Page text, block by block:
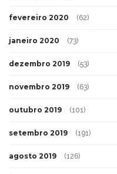
fevereiro 2020 (62)
janeiro 2020 (73)
dezembro 2019 (53)
novembro 2019 (63)
outubro 2019 (101)
setembro 2019 (191)
agosto 2019 (126)